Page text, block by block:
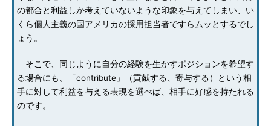
の都合と利益しか考えていないような印象を与えてしまい、い
くら個人主義の国アメリカの採用担当者ですらムッとするでし
ょう。
そこで、同じように自分の経験を生かすポジションを希望す
る場合にも、「contribute」（貢献する、寄与する）という相
手に対して利益を与える表現を選べば、相手に好感を持たれる
のです。